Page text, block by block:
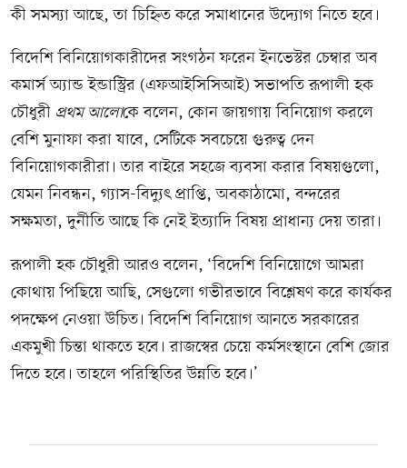
কী সমস্যা আছে, তা চিহ্নিত করে সমাধানের উদ্যোগ নিতে হবে।
বিদেশি বিনিয়োগকারীদের সংগঠন ফরেন ইনভেস্টর চেম্বার অব
কমার্স অ্যান্ড ইন্ডাস্ট্রির (এফআইসিসিআই) সভাপতি রূপালী হক
চৌধুরী প্রথম আলোকে বলেন, কোন জায়গায় বিনিয়োগ করলে
বেশি মুনাফা করা যাবে, সেটিকে সবচেয়ে গুরুত্ব দেন
বিনিয়োগকারীরা। তার বাইরে সহজে ব্যবসা করার বিষয়গুলো,
যেমন নিবন্ধন, গ্যাস-বিদ্যুৎ প্রাপ্তি, অবকাঠামো, বন্দরের
সক্ষমতা, দুর্নীতি আছে কি নেই ইত্যাদি বিষয় প্রাধান্য দেয় তারা।
রূপালী হক চৌধুরী আরও বলেন, ‘বিদেশি বিনিয়োগে আমরা
কোথায় পিছিয়ে আছি, সেগুলো গভীরভাবে বিশ্লেষণ করে কার্যকর
পদক্ষেপ নেওয়া উচিত। বিদেশি বিনিয়োগ আনতে সরকারের
একমুখী চিন্তা থাকতে হবে। রাজস্বের চেয়ে কর্মসংস্থানে বেশি জোর
দিতে হবে। তাহলে পরিস্থিতির উন্নতি হবে।’